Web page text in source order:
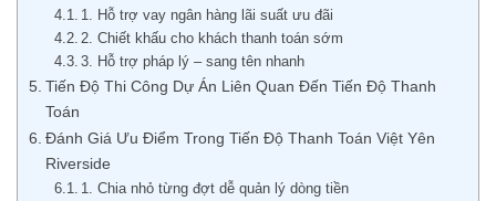
1. Hỗ trợ vay ngân hàng lãi suất ưu đãi
2. Chiết khấu cho khách thanh toán sớm
3. Hỗ trợ pháp lý – sang tên nhanh
Tiến Độ Thi Công Dự Án Liên Quan Đến Tiến Độ Thanh
Toán
Đánh Giá Ưu Điểm Trong Tiến Độ Thanh Toán Việt Yên
Riverside
1. Chia nhỏ từng đợt dễ quản lý dòng tiền